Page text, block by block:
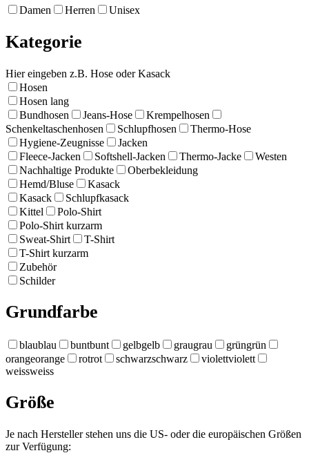
Damen Herren Unisex
Kategorie
Hier eingeben z.B. Hose oder Kasack
Hosen
Hosen lang
Bundhosen
Jeans-Hose
Krempelhosen
Schenkeltaschenhosen
Schlupfhosen
Thermo-Hose
Hygiene-Zeugnisse
Jacken
Fleece-Jacken
Softshell-Jacken Thermo-Jacke
Westen
Nachhaltige Produkte
Oberbekleidung
Hemd/Bluse
Kasack
Kasack
Schlupfkasack
Kittel
Polo-Shirt
Polo-Shirt kurzarm
Sweat-Shirt
T-Shirt
T-Shirt kurzarm
Zubehör
Schilder
Grundfarbe
blaublau buntbunt gelbgelb graugrau grüngrün
orangeorange rotrot schwarzschwarz violettviolett
weissweiss
Größe
Je nach Hersteller stehen uns die US- oder die europäischen Größen
zur Verfügung: